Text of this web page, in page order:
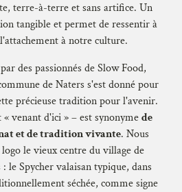
terre-à-terre et sans artifice. Un
tangible et permet de ressentir à
à notre culture.
des passionnés de Slow Food,
de Naters s'est donné pour
précieuse tradition pour l'avenir.
venant d'ici » – est synonymede
et de tradition vivante. Nous
le vieux centre du village de
le Spycher valaisan typique, dans
séchée, comme signe